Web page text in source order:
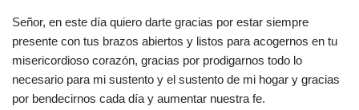
Señor, en este día quiero darte gracias por estar siempre
presente con tus brazos abiertos y listos para acogernos en tu
misericordioso corazón, gracias por prodigarnos todo lo
necesario para mi sustento y el sustento de mi hogar y gracias
por bendecirnos cada día y aumentar nuestra fe.